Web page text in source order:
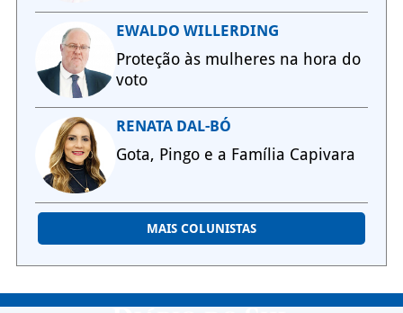
EWALDO WILLERDING
Proteção às mulheres na hora do
voto
RENATA DAL-BÓ
Gota, Pingo e a Família Capivara
MAIS COLUNISTAS